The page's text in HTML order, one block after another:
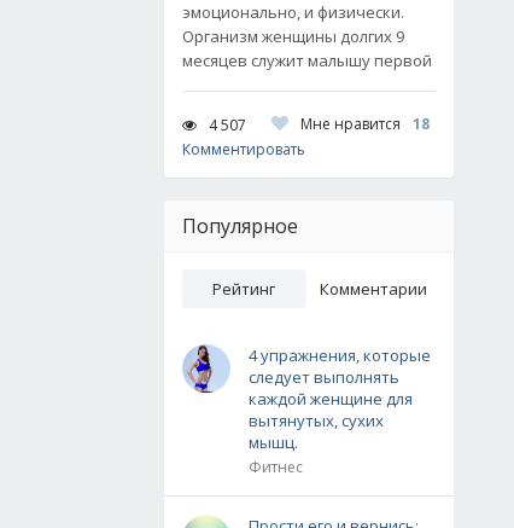
эмоционально, и физически.
Организм женщины долгих 9
месяцев служит малышу первой
4 507 Мне нравится
18
Комментировать
Популярное
Рейтинг Комментарии
4 упражнения, которые
следует выполнять
каждой женщине для
вытянутых, сухих
мышц.
Фитнес